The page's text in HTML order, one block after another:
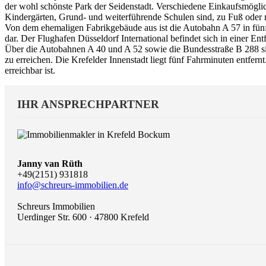
der wohl schönste Park der Seidenstadt. Verschiedene
Kindergärten, Grund- und weiterführende Schulen sind, zu Fuß
Von dem ehemaligen Fabrikgebäude aus ist die Autobahn A 57 in
dar. Der Flughafen Düsseldorf International befindet sich in einer
Über die Autobahnen A 40 und A 52 sowie die Bundesstraße B
zu erreichen. Die Krefelder Innenstadt liegt fünf Fahrminuten
erreichbar ist.
IHR ANSPRECHPARTNER
Janny van Rüth
+49(2151) 931818
info@schreurs-immobilien.de
Schreurs Immobilien
Uerdinger Str. 600 · 47800 Krefeld